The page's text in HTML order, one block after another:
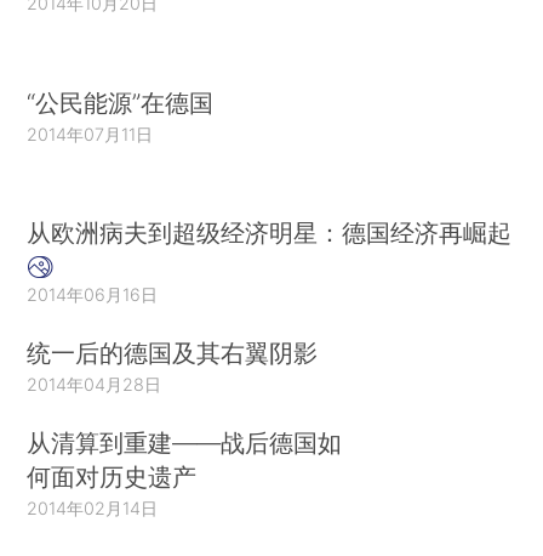
“公民能源”在德国
2014年07月11日
从欧洲病夫到超级经济明星：德国经济再崛起
2014年06月16日
统一后的德国及其右翼阴影
2014年04月28日
从清算到重建——战后德国如
何面对历史遗产
2014年02月14日